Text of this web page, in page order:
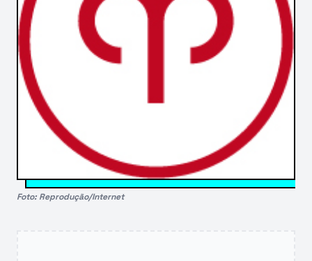
Foto: Reprodução/Internet